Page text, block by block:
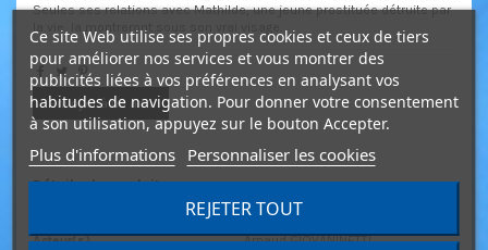
Seules ses relations avec Mathilde, une jeune prostituée détruite par
la vie, la montreront sous son vrai visage.
Envoyer à un ami
Détails du produit
Acteur(s)
Arnaud GIOVANINETTI
Ce site Web utilise ses propres cookies et ceux de tiers
pour améliorer nos services et vous montrer des
publicités liées à vos préférences en analysant vos
habitudes de navigation. Pour donner votre consentement
à son utilisation, appuyez sur le bouton Accepter.
Plus d'informations Personnaliser les cookies
REJETER TOUT